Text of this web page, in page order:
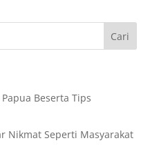
Beserta Tips
Nikmat Seperti Masyarakat